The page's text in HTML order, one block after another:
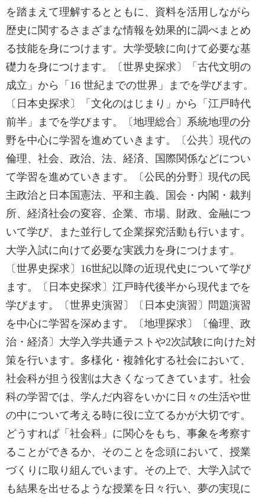
を踏まえて理解するとともに、資料を活用しながら
歴史に関するさまざまな情報を効果的に調べまとめ
る技能を身につけます。大学受験に向けて必要な基
礎力を身につけます。〔世界史探求〕「古代文明の
成立」から「16 世紀までの世界」までを学びます。
〔日本史探求〕「文化のはじまり」から「江戸時代
前半」までを学びます。〔地理総合〕系統地理の分
野を中心に学習を進めていきます。〔公共〕現代の
倫理、社会、政治、法、経済、国際関係などについ
て学習を進めていきます。〔公民的分野〕現代の民
主政治と日本国憲法、平和主義、国会・内閣・裁判
所、経済社会の変容、企業、市場、財政、金融につ
いて学び、また並行して企業探究活動も行います。
大学入試に向けて必要な実践力を身につけます。
〔世界史探求〕16世紀以降の近現代史について学び
ます。〔日本史探求〕江戸時代後半から現代までを
学びます。〔世界史演習〕〔日本史演習〕問題演習
を中心に学習を深めます。〔地理探求〕〔倫理、政
治・経済〕大学入学共通テストや2次試験に向けた対
策を行います。多様化・複雑化する社会において、
社会科が担う役割は大きくなってきています。社会
科の学習では、学んだ内容をいかに日々の生活や世
の中について考える時に役に立てるかが大切です。
どうすれば「社会科」に関心をもち、事象を考察す
ることができるか、そのことを念頭において、授業
づくりに取り組んでいます。その上で、大学入試で
も結果を出せるような授業を日々行い、夢の実現に